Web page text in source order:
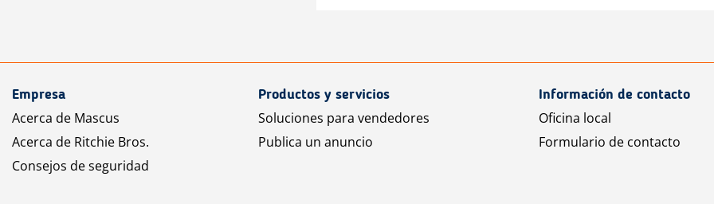
Empresa
Acerca de Mascus
Acerca de Ritchie Bros.
Consejos de seguridad
Productos y servicios
Soluciones para vendedores
Publica un anuncio
Información de contacto
Oficina local
Formulario de contacto